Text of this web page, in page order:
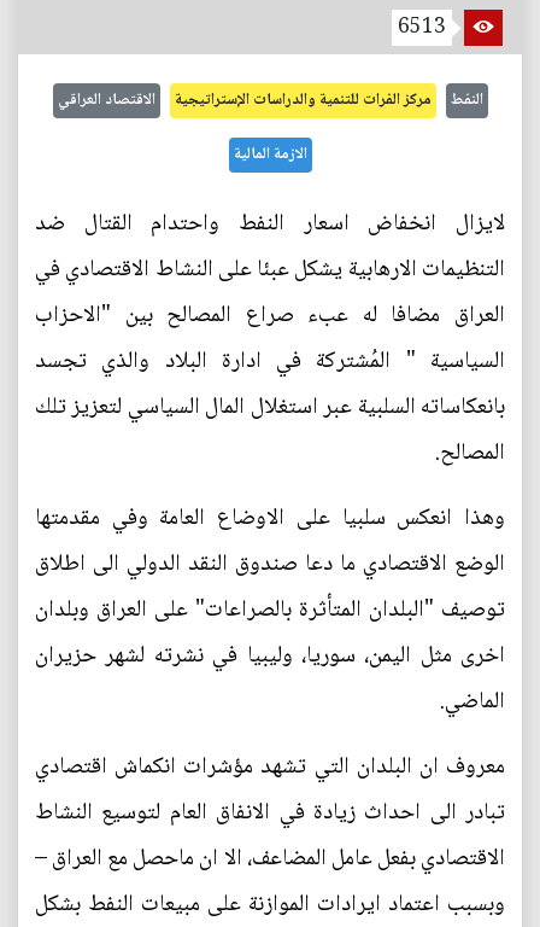
6513
النفط مركز الفرات للتنمية والدراسات الإستراتيجية الاقتصاد العراقي
الازمة المالية
لايزال انخفاض اسعار النفط واحتدام القتال ضد
التنظيمات الارهابية يشكل عبئا على النشاط الاقتصادي في
العراق مضافا له عبء صراع المصالح بين "الاحزاب
السياسية " المُشتركة في ادارة البلاد والذي تجسد
بانعكاساته السلبية عبر استغلال المال السياسي لتعزيز تلك
المصالح.
وهذا انعكس سلبيا على الاوضاع العامة وفي مقدمتها
الوضع الاقتصادي ما دعا صندوق النقد الدولي الى اطلاق
توصيف "البلدان المتأثرة بالصراعات" على العراق وبلدان
اخرى مثل اليمن، سوريا، وليبيا في نشرته لشهر حزيران
الماضي.
معروف ان البلدان التي تشهد مؤشرات انكماش اقتصادي
تبادر الى احداث زيادة في الانفاق العام لتوسيع النشاط
الاقتصادي بفعل عامل المضاعف، الا ان ماحصل مع العراق –
وبسبب اعتماد ايرادات الموازنة على مبيعات النفط بشكل